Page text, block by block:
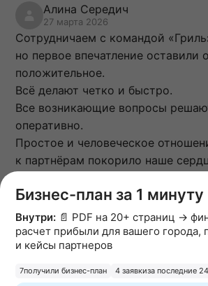
Алина Середич
27 марта 2026
Сотрудничаем с командой
но первое впечатление оставили
положительное.
Всё делают четко и быстро.
Все возникающие вопросы
оперативно.
Простое и человеческое
к партнёрам покорило наше
Комментарии
Бизнес-план за 1 минуту
Внутри: 📄 PDF на 20+ страниц →
расчет прибыли для вашего города,
и кейсы партнеров
7получили бизнес-план 4 заявкиза последние